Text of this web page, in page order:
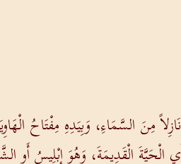
مِنَ السَّمَاءِ، وَبِيَدِهِ مِفْتَاحُ
الْحَيَّةَ الْقَدِيمَةَ، وَهُوَ إِبْلِيسُ